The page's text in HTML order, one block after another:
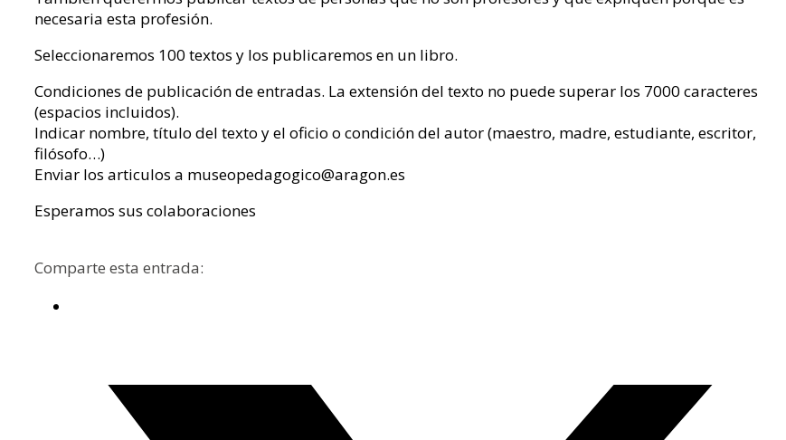
necesaria esta profesión.
Seleccionaremos 100 textos y los publicaremos en un libro.
Condiciones de publicación de entradas. La extensión del texto no puede superar los 7000 caracteres
(espacios incluidos).
Indicar nombre, título del texto y el oficio o condición del autor (maestro, madre, estudiante, escritor,
filósofo…)
Enviar los articulos a museopedagogico@aragon.es
Esperamos sus colaboraciones
Comparte esta entrada: